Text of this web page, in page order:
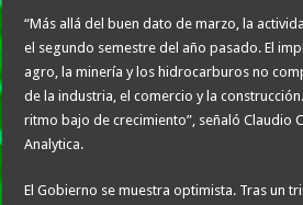
“Más allá del buen dato de marzo, la
el segundo semestre del año pasado. El
agro, la minería y los hidrocarburos no
de la industria, el comercio y la
ritmo bajo de crecimiento”, señaló Claudio
Analytica.
El Gobierno se muestra optimista. Tras un